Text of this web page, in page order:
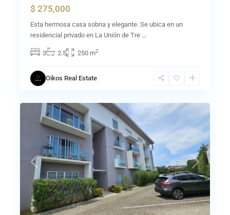
$ 275,000
Esta hermosa casa sobria y elegante. Se ubica en un
residencial privado en La Unión de Tre ...
3 2.5 250 m2
Oikos Real Estate
Curridabat,
Previous Next